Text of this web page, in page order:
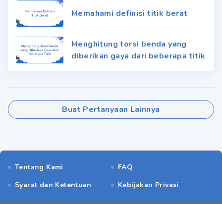
Memahami definisi titik berat
Menghitung torsi benda yang
diberikan gaya dari beberapa titik
Buat Pertanyaan Lainnya
Tentang Kami
FAQ
Syarat dan Ketentuan
Kebijakan Privasi